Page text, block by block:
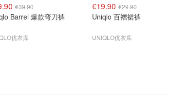
€39.90
Barrel 爆款弯刀裤
优衣库
€19.90 €29.90
Uniqlo 百褶裙裤
UNIQLO优衣库